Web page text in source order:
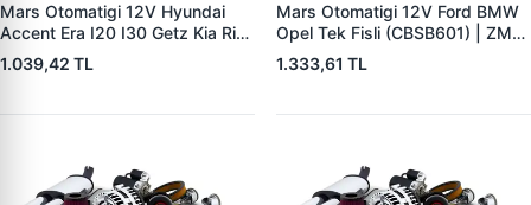
Mars Otomatigi 12V Hyundai
Accent Era I20 I30 Getz Kia Rio
Fisli Soketli | ZM 0391 | OEM
36120-2B100
1.039,42 TL
Mars Otomatigi 12V Ford BMW
Opel Tek Fisli (CBSB601) | ZM
0578 | OEM 73AB11390AA
6000901
1.333,61 TL